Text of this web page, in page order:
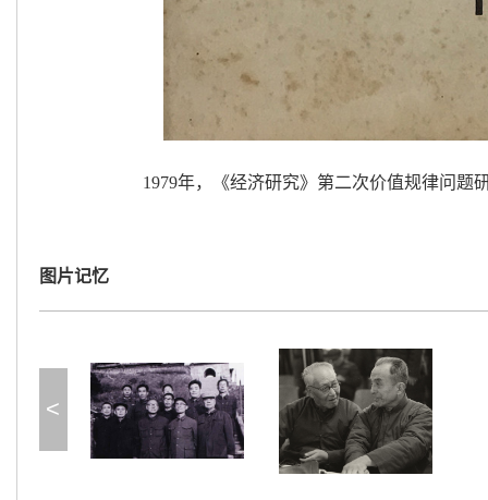
1979年，《经济研究》第二次价值规律问题
图片记忆
<